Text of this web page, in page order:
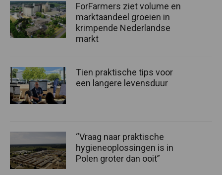
ForFarmers ziet volume en
marktaandeel groeien in
krimpende Nederlandse
markt
Tien praktische tips voor
een langere levensduur
“Vraag naar praktische
hygieneoplossingen is in
Polen groter dan ooit”